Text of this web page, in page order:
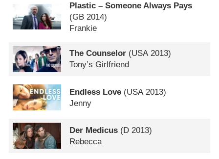
Plastic – Someone Always Pays
(GB 2014)
Frankie
The Counselor (USA2013)
Tony’s Girlfriend
Endless Love (USA 2013)
Jenny
Der Medicus (D 2013)
Rebecca